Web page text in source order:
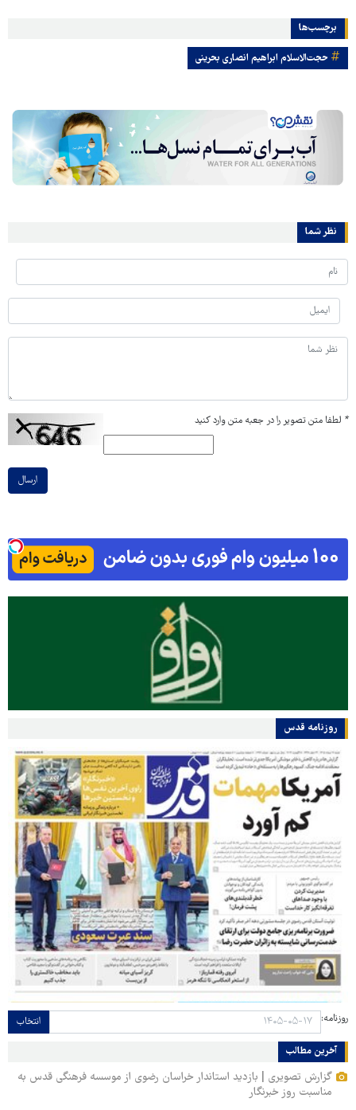
برچسب‌ها
حجت‌الاسلام ابراهیم انصاری بحرینی
نظر شما
* لطفا متن تصویر را در جعبه متن وارد کنید
ارسال
روزنامه قدس
روزنامه: انتخاب
آخرین مطالب
گزارش تصویری | بازدید استاندار خراسان رضوی از موسسه فرهنگی قدس به
مناسبت روز خبرنگار